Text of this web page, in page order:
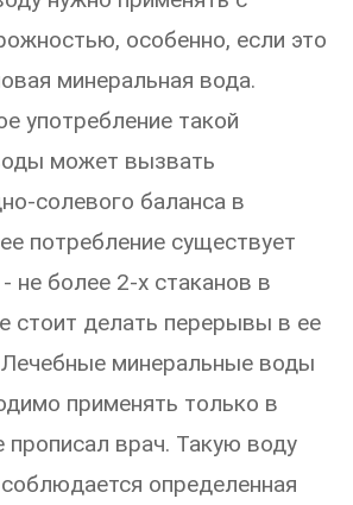
особенно, если это
минеральная вода.
употребление такой
может вызвать
солевого баланса в
потребление существует
не более 2-х стаканов в
стоит делать перерывы в ее
Лечебные минеральные воды
применять только в
прописал врач. Такую воду
определенная